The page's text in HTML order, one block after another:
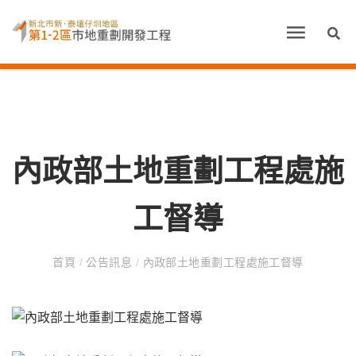
內政部土地重劃工程處施
工督導
首頁 /公告訊息 / 內政部土地重劃工程處施工督導